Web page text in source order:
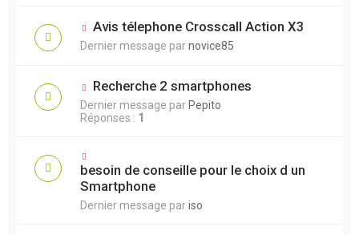
Avis télephone Crosscall Action X3
Dernier message parnovice85
Recherche 2 smartphones
Dernier message par Pepito
Réponses : 1
besoin de conseille pour le choix d un
Smartphone
Dernier message pariso